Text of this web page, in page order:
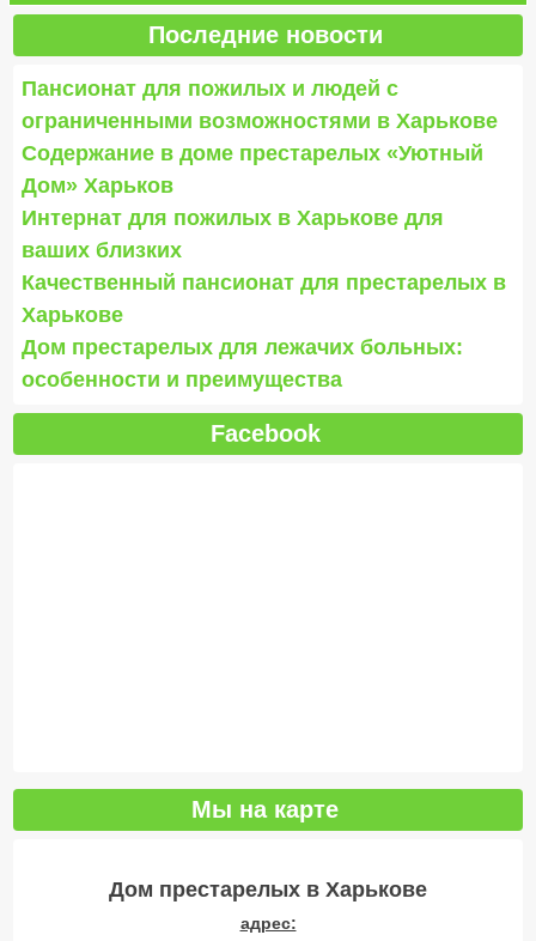
Последние новости
Пансионат для пожилых и людей с
ограниченными возможностями в Харькове
Содержание в доме престарелых «Уютный
Дом» Харьков
Интернат для пожилых в Харькове для
ваших близких
Качественный пансионат для престарелых в
Харькове
Дом престарелых для лежачих больных:
особенности и преимущества
Facebook
Мы на карте
Дом престарелых в Харькове
адрес: